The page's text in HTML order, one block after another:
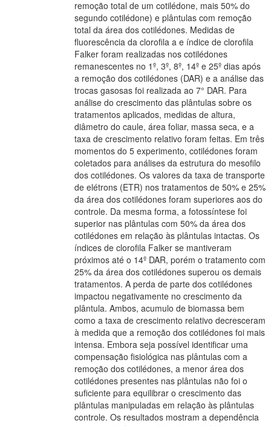
remoção total de um cotilédone, mais 50% do
segundo cotilédone) e plântulas com remoção
total da área dos cotilédones. Medidas de
fluorescência da clorofila a e índice de clorofila
Falker foram realizadas nos cotilédones
remanescentes no 1º, 3º, 8º, 14º e 25º dias após
a remoção dos cotilédones (DAR) e a análise das
trocas gasosas foi realizada ao 7° DAR. Para
análise do crescimento das plântulas sobre os
tratamentos aplicados, medidas de altura,
diâmetro do caule, área foliar, massa seca, e a
taxa de crescimento relativo foram feitas. Em três
momentos do 5 experimento, cotilédones foram
coletados para análises da estrutura do mesofilo
dos cotilédones. Os valores da taxa de transporte
de elétrons (ETR) nos tratamentos de 50% e 25%
da área dos cotilédones foram superiores aos do
controle. Da mesma forma, a fotossíntese foi
superior nas plântulas com 50% da área dos
cotilédones em relação às plântulas intactas. Os
índices de clorofila Falker se mantiveram
próximos até o 14º DAR, porém o tratamento com
25% da área dos cotilédones superou os demais
tratamentos. A perda de parte dos cotilédones
impactou negativamente no crescimento da
plântula. Ambos, acumulo de biomassa bem
como a taxa de crescimento relativo decresceram
à medida que a remoção dos cotilédones foi mais
intensa. Embora seja possível identificar uma
compensação fisiológica nas plântulas com a
remoção dos cotilédones, a menor área dos
cotilédones presentes nas plântulas não foi o
suficiente para equilibrar o crescimento das
plântulas manipuladas em relação às plântulas
controle. Os resultados mostram a dependência